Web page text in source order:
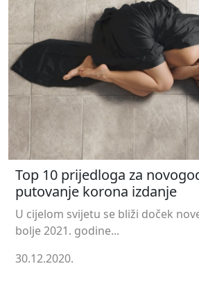
Top 10 prijedloga za
putovanje korona izdanje
U cijelom svijetu se bliži doček
bolje 2021. godine...
30.12.2020.